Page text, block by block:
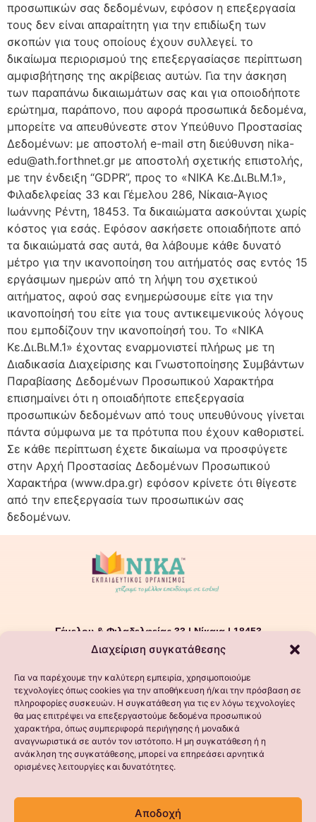
Διαχείριση συγκατάθεσης
Για να παρέχουμε την καλύτερη εμπειρία, χρησιμοποιούμε
τεχνολογίες όπως cookies για την αποθήκευση ή/και την πρόσβαση σε
πληροφορίες συσκευών. Η συγκατάθεση για τις εν λόγω τεχνολογίες
θα μας επιτρέψει να επεξεργαστούμε δεδομένα προσωπικού
χαρακτήρα, όπως συμπεριφορά περιήγησης ή μοναδικά
αναγνωριστικά σε αυτόν τον ιστότοπο. Η μη συγκατάθεση ή η
ανάκληση της συγκατάθεσης, μπορεί να επηρεάσει αρνητικά
ορισμένες λειτουργίες και δυνατότητες.
Αποδοχή
προσωπικών σας δεδομένων, εφόσον η επεξεργασία
τους δεν είναι απαραίτητη για την επιδίωξη των
σκοπών για τους οποίους έχουν συλλεγεί. το
δικαίωμα περιορισμού της επεξεργασίαςσε περίπτωση
αμφισβήτησης της ακρίβειας αυτών. Για την άσκηση
των παραπάνω δικαιωμάτων σας και για οποιοδήποτε
ερώτημα, παράπονο, που αφορά προσωπικά δεδομένα,
μπορείτε να απευθύνεστε στον Υπεύθυνο Προστασίας
Δεδομένων: με αποστολή e-mail στη διεύθυνση nika-
edu@ath.forthnet.gr με αποστολή σχετικής επιστολής,
με την ένδειξη “GDPR”, προς το «ΝΙΚΑ Κε.Δι.Βι.Μ.1»,
Φιλαδελφείας 33 και Γέμελου 286, Νίκαια-Άγιος
Ιωάννης Ρέντη, 18453. Τα δικαιώματα ασκούνται χωρίς
κόστος για εσάς. Εφόσον ασκήσετε οποιαδήποτε από
τα δικαιώματά σας αυτά, θα λάβουμε κάθε δυνατό
μέτρο για την ικανοποίηση του αιτήματός σας εντός 15
εργάσιμων ημερών από τη λήψη του σχετικού
αιτήματος, αφού σας ενημερώσουμε είτε για την
ικανοποίησή του είτε για τους αντικειμενικούς λόγους
που εμποδίζουν την ικανοποίησή του. Το «ΝΙΚΑ
Κε.Δι.Βι.Μ.1» έχοντας εναρμονιστεί πλήρως με τη
Διαδικασία Διαχείρισης και Γνωστοποίησης Συμβάντων
Παραβίασης Δεδομένων Προσωπικού Χαρακτήρα
επισημαίνει ότι η οποιαδήποτε επεξεργασία
προσωπικών δεδομένων από τους υπευθύνους γίνεται
πάντα σύμφωνα με τα πρότυπα που έχουν καθοριστεί.
Σε κάθε περίπτωση έχετε δικαίωμα να προσφύγετε
στην Αρχή Προστασίας Δεδομένων Προσωπικού
Χαρακτήρα (www.dpa.gr) εφόσον κρίνετε ότι θίγεστε
από την επεξεργασία των προσωπικών σας
δεδομένων.
Γέμελου & Φιλαδελφείας 33 | Νίκαια | 18453